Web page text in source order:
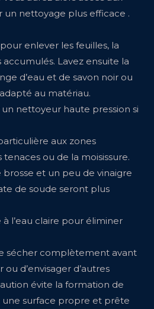
un nettoyage plus efficace .
enlever les feuilles, la
Lavez ensuite la
d’eau et de savon noir ou
au matériau.
un nettoyeur haute pression si
aux zones
ou de la moisissure.
brosse et un peu de vinaigre
de soude seront plus
l’eau claire pour éliminer
sécher complètement avant
d’envisager d’autres
évite la formation de
une surface propre et prête